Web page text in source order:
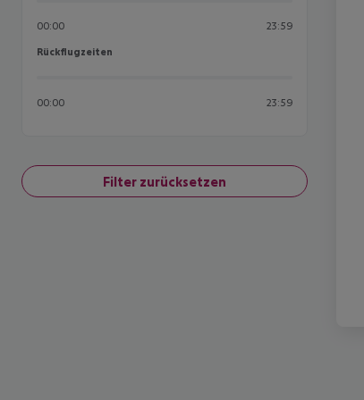
00:00 23:59
Rückflugzeiten
Rückflugzeiten
00:00 23:59
Filter zurücksetzen